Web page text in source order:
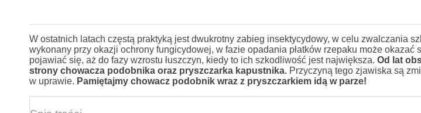
W ostatnich latach częstą praktyką jest dwukrotny zabieg insektycydowy, w celu zwalczania
wykonany przy okazji ochrony fungicydowej, w fazie opadania płatków rzepaku może okazać
pojawiać się, aż do fazy wzrostu łuszczyn, kiedy to ich szkodliwość jest największa. Od lat
strony chowacza podobnika oraz pryszczarka kapustnika.Przyczyną tego zjawiska są
w uprawie. Pamiętajmy chowacz podobnik wraz z pryszczarkiem idą w parze!